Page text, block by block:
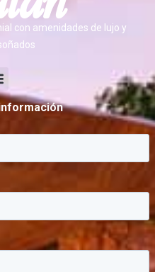
con amenidades de lujo y